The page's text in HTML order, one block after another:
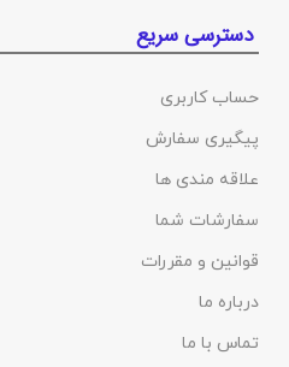
دسترسی سریع
حساب کاربری
پیگیری سفارش
علاقه مندی ها
سفارشات شما
قوانین و مقررات
درباره ما
تماس با ما